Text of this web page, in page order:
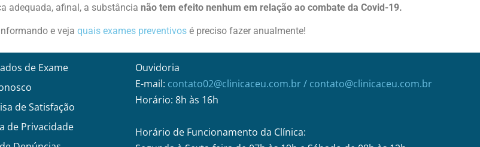
adequada, afinal, a substância não tem efeito nenhum em relação ao combate da Covid-19.
e veja quais exames preventivos é preciso fazer anualmente!
de Exame
de Satisfação
de Privacidade
Ouvidoria
E-mail: contato02@clinicaceu.com.br/ contato@clinicaceu.com.br
Horário: 8h às 16h
Horário de Funcionamento da Clínica: